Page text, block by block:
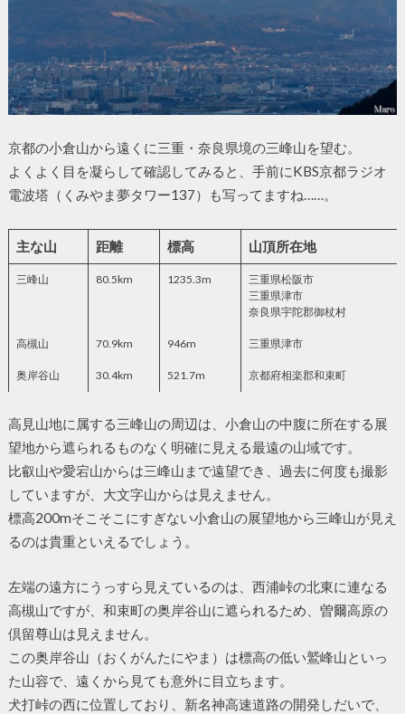
京都の小倉山から遠くに三重・奈良県境の三峰山を望む。
よくよく目を凝らして確認してみると、手前にKBS京都ラジオ
電波塔（くみやま夢タワー137）も写ってますね……。
主な山 距離 標高 山頂所在地
三峰山 80.5km 1235.3m
三重県松阪市
三重県津市
奈良県宇陀郡御杖村
高槻山 70.9km 946m 三重県津市
奥岸谷山 30.4km 521.7m 京都府相楽郡和束町
高見山地に属する三峰山の周辺は、小倉山の中腹に所在する展
望地から遮られるものなく明確に見える最遠の山域です。
比叡山や愛宕山からは三峰山まで遠望でき、過去に何度も撮影
していますが、大文字山からは見えません。
標高200mそこそこにすぎない小倉山の展望地から三峰山が見え
るのは貴重といえるでしょう。
左端の遠方にうっすら見えているのは、西浦峠の北東に連なる
高槻山ですが、和束町の奥岸谷山に遮られるため、曽爾高原の
倶留尊山は見えません。
この奥岸谷山（おくがんたにやま）は標高の低い鷲峰山といっ
た山容で、遠くから見ても意外に目立ちます。
犬打峠の西に位置しており、新名神高速道路の開発しだいで、